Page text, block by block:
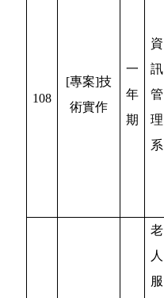
108
[專案]技
術實作
一
年
期
資
訊
管
理
系
老
人
服